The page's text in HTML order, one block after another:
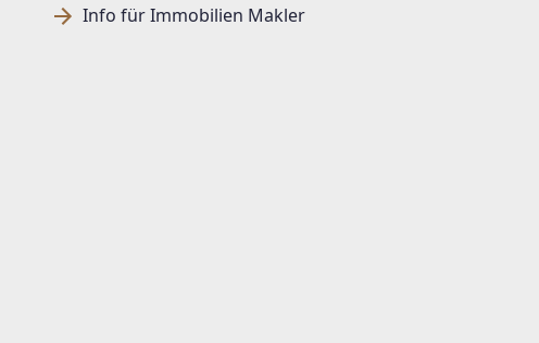
Info für Immobilien Makler